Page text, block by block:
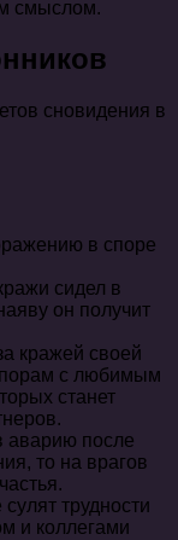
смыслом.
сновидения в
в споре
сидел в
он получит
кражей своей
с любимым
станет
аварию после
то на врагов
трудности
и коллегами